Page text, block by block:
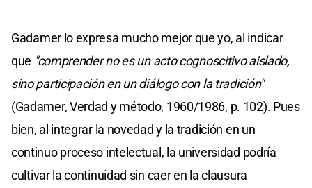
Gadamer lo expresa mucho mejor que yo, al indicar
que "comprender no es un acto cognoscitivo aislado,
sino participación en un diálogo con la tradición"
(Gadamer, Verdad y método, 1960/1986, p. 102). Pues
bien, al integrar la novedad y la tradición en un
continuo proceso intelectual, la universidad podría
cultivar la continuidad sin caer en la clausura